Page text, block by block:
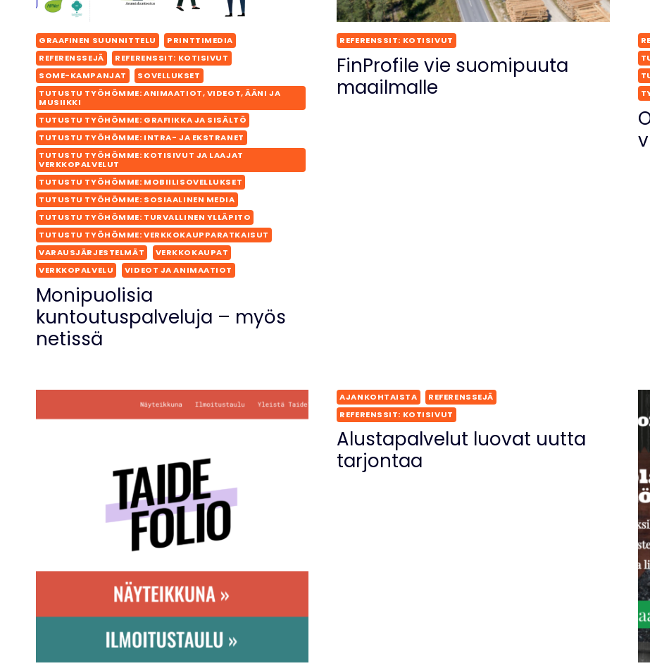
GRAAFINEN SUUNNITTELU
PRINTTIMEDIA
REFERENSSEJÄ
REFERENSSIT: KOTISIVUT
SOME-KAMPANJAT
SOVELLUKSET
TUTUSTU TYÖHÖMME: ANIMAATIOT, VIDEOT, ÄÄNI JA
MUSIIKKI
TUTUSTU TYÖHÖMME: GRAFIIKKA JA SISÄLTÖ
TUTUSTU TYÖHÖMME: INTRA- JA EKSTRANET
TUTUSTU TYÖHÖMME: KOTISIVUT JA LAAJAT
VERKKOPALVELUT
TUTUSTU TYÖHÖMME: MOBIILISOVELLUKSET
TUTUSTU TYÖHÖMME: SOSIAALINEN MEDIA
TUTUSTU TYÖHÖMME: TURVALLINEN YLLÄPITO
TUTUSTU TYÖHÖMME: VERKKOKAUPPARATKAISUT
VARAUSJÄRJESTELMÄT
VERKKOKAUPAT
VERKKOPALVELU
VIDEOT JA ANIMAATIOT
Monipuolisia
kuntoutuspalveluja – myös
netissä
REFERENSSIT: KOTISIVUT
FinProfile vie suomipuuta
maailmalle
AJANKOHTAISTA
REFERENSSEJÄ
REFERENSSIT: KOTISIVUT
Alustapalvelut luovat uutta
tarjontaa